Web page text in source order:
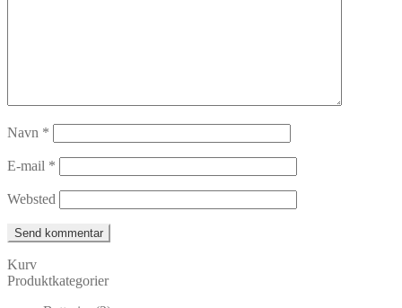
Navn *
E-mail *
Websted
Kurv
Produktkategorier